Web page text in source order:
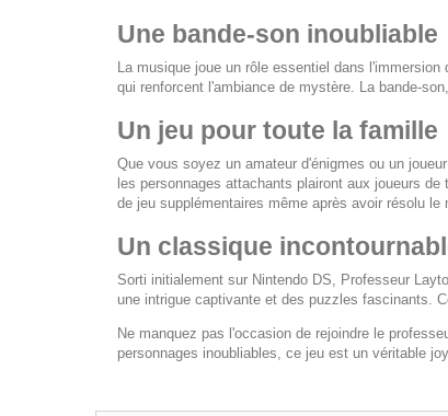
Une bande-son inoubliable
La musique joue un rôle essentiel dans
qui renforcent l'ambiance de mystère. La bande-
Un jeu pour toute la famille
Que vous soyez un amateur d'énigmes ou un
les personnages attachants plairont aux joueurs
de jeu supplémentaires même après avoir résolu le
Un classique
Sorti initialement sur Nintendo DS, Professeur
une intrigue captivante et des puzzles fascinants.
Ne manquez pas l'occasion de rejoindre le
personnages inoubliables, ce jeu est un véritable